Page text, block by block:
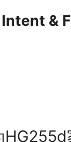
Intent &